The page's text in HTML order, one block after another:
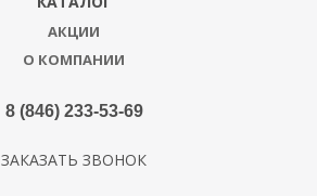
АКЦИИ
О КОМПАНИИ
8 (846) 233-53-69
ЗАКАЗАТЬ ЗВОНОК